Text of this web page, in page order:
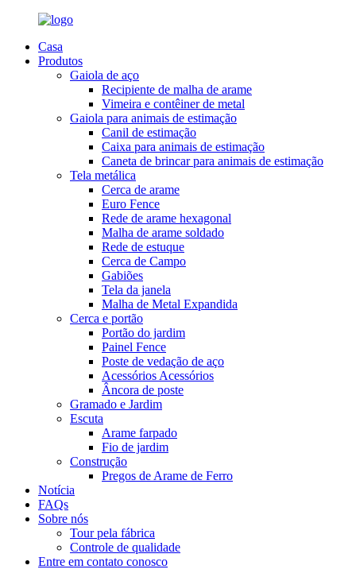
Casa
Produtos
Gaiola de aço
Recipiente de malha de arame
Vimeira e contêiner de metal
Gaiola para animais de estimação
Canil de estimação
Caixa para animais de estimação
Caneta de brincar para animais de estimação
Tela metálica
Cerca de arame
Euro Fence
Rede de arame hexagonal
Malha de arame soldado
Rede de estuque
Cerca de Campo
Gabiões
Tela da janela
Malha de Metal Expandida
Cerca e portão
Portão do jardim
Painel Fence
Poste de vedação de aço
Acessórios Acessórios
Âncora de poste
Gramado e Jardim
Escuta
Arame farpado
Fio de jardim
Construção
Pregos de Arame de Ferro
Notícia
FAQs
Sobre nós
Tour pela fábrica
Controle de qualidade
Entre em contato conosco